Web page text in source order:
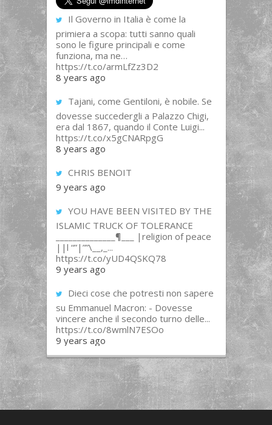
Il Governo in Italia è come la
primiera a scopa: tutti sanno quali
sono le figure principali e come
funziona, ma ne…
https://t.co/armLfZz3D2
8 years ago
Tajani, come Gentiloni, è nobile. Se
dovesse succedergli a Palazzo Chigi,
era dal 1867, quando il Conte Luigi...
https://t.co/x5gCNARpgG
8 years ago
CHRIS BENOIT
9 years ago
YOU HAVE BEEN VISITED BY THE
ISLAMIC TRUCK OF TOLERANCE
______________¶___ |religion of peace
||l “”|””\__,_...
https://t.co/yUD4QSKQ78
9 years ago
Dieci cose che potresti non sapere
su Emmanuel Macron: - Dovesse
vincere anche il secondo turno delle...
https://t.co/8wmlN7ESOo
9 years ago